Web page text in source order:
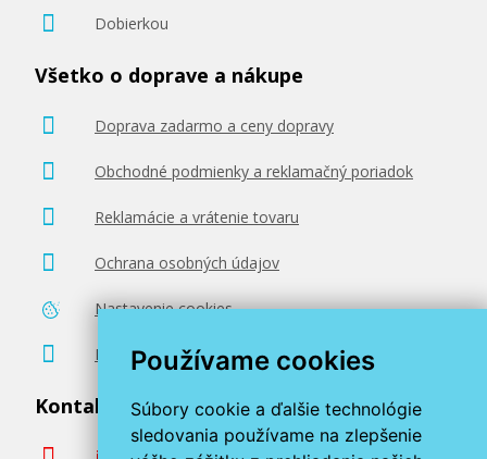
Používame cookies
Súbory cookie a ďalšie technológie
sledovania používame na zlepšenie
Dobierkou
Všetko o doprave a nákupe
Doprava zadarmo a ceny dopravy
Obchodné podmienky a reklamačný poriadok
Reklamácie a vrátenie tovaru
Ochrana osobných údajov
Nastavenie cookies
Poradenstvo zadarmo
Kontaktujte nás